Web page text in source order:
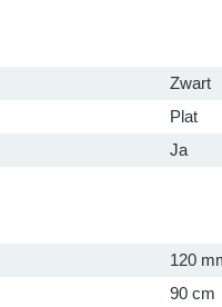
Zwart
Plat
Ja
120
90 cm